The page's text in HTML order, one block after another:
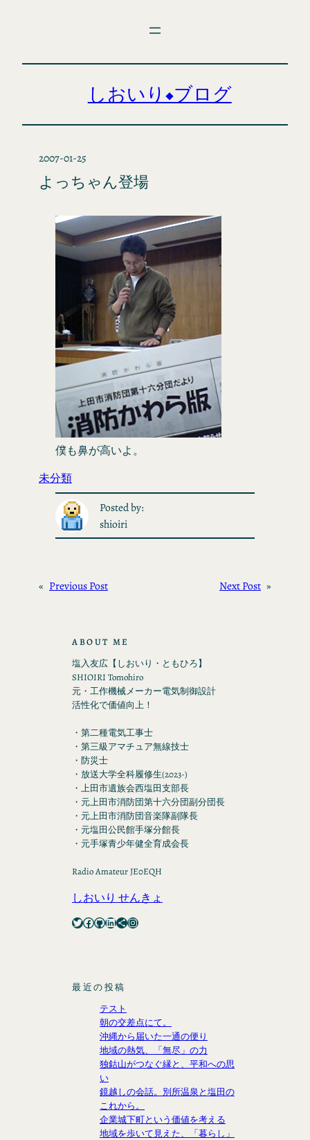
しおいり◆ブログ
2007-01-25
よっちゃん登場
僕も鼻が高いよ。
未分類
Posted by:
shioiri
« Previous Post Next Post »
ABOUT ME
塩入友広【しおいり・ともひろ】
SHIOIRI Tomohiro
元・工作機械メーカー電気制御設計
活性化で価値向上！
・第二種電気工事士
・第三級アマチュア無線技士
・防災士
・放送大学全科履修生(2023-)
・上田市遺族会西塩田支部長
・元上田市消防団第十六分団副分団長
・元上田市消防団音楽隊副隊長
・元塩田公民館手塚分館長
・元手塚青少年健全育成会長
Radio Amateur JE0EQH
しおいり せんきょ
Twitter Facebook GitHub LinkedIn Share Icon Instagram
最近の投稿
テスト
朝の交差点にて。
沖縄から届いた一通の便り
地域の熱気、「無尽」の力
独鈷山がつなぐ縁と、平和への思
い
鏡越しの会話。別所温泉と塩田の
これから。
企業城下町という価値を考える
地域を歩いて見えた、「暮らし」